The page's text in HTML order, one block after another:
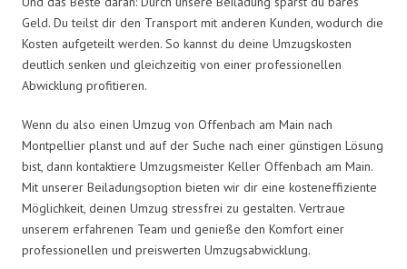
Geld. Du teilst dir den Transport mit anderen Kunden, wodurch die
Kosten aufgeteilt werden. So kannst du deine Umzugskosten
deutlich senken und gleichzeitig von einer professionellen
Abwicklung profitieren.
Wenn du also einen Umzug von Offenbach am Main nach
Montpellier planst und auf der Suche nach einer günstigen Lösung
bist, dann kontaktiere Umzugsmeister Keller Offenbach am Main.
Mit unserer Beiladungsoption bieten wir dir eine kosteneffiziente
Möglichkeit, deinen Umzug stressfrei zu gestalten. Vertraue
unserem erfahrenen Team und genieße den Komfort einer
professionellen und preiswerten Umzugsabwicklung.